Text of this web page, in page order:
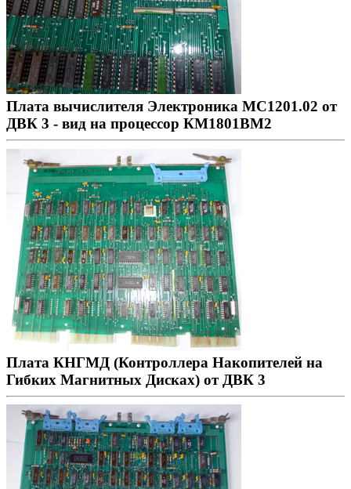
Плата вычислителя Электроника МС1201.02 от
ДВК 3 - вид на процессор КМ1801ВМ2
Плата КНГМД (Контроллера Накопителей на
Гибких Магнитных Дисках) от ДВК 3